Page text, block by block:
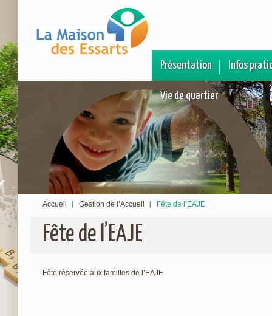
Présentation Infos
Vie de quartier
Accueil Gestion de l’Accueil Fête de l’EAJE
Fête de l’EAJE
Fête réservée aux familles de l’EAJE